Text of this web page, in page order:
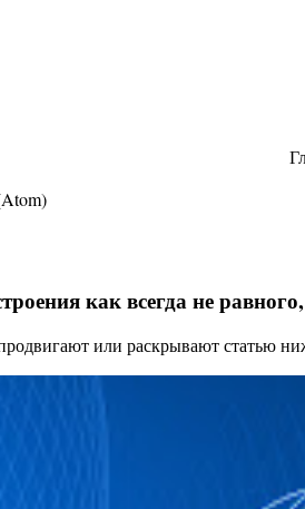
как всегда не
или раскрывают статью